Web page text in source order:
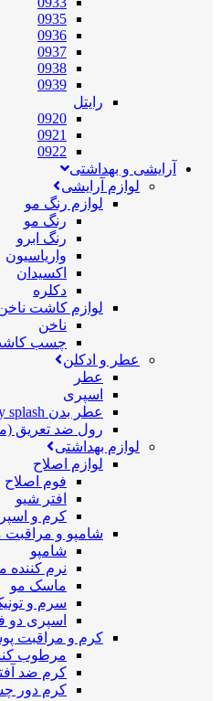
0935
0936
0937
0938
0939
رایتل
0920
0921
0922
آرایشی و بهداشتی
لوازم آرایشی
لوازم رنگ مو
رنگ مو
رنگ ابرو
واریاسیون
اکسیدان
دکلره
لوازم کاشت
ناخن
چسب
عطر و ادکلن
عطر
اسپری
عطر بدن body splash
رول ضد تعریق
لوازم بهداشتی
لوازم اصلاح
فوم اصلاح
افتر شیو
کرم و
شامپو و مراقبت
شامپو
نرم کننده
ماسک مو
سرم و
اسپری دو
کرم و مراقبت
مرطوب
کرم ضد
کرم دور